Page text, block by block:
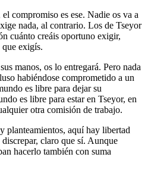
compromiso es ese. Nadie os va a
nada, al contrario. Los de Tseyor
cuánto creáis oportuno exigir,
que exigís.
manos, os lo entregará. Pero nada
habiéndose comprometido a un
es libre para dejar su
es libre para estar en Tseyor, en
otra comisión de trabajo.
planteamientos, aquí hay libertad
claro que sí. Aunque
hacerlo también con suma